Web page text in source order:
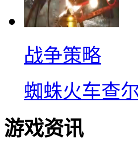
战争策略
蜘蛛火车查
游戏资讯